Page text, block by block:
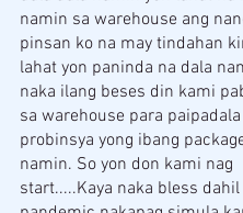
namin sa warehouse ang
pinsan ko na may tindahan
lahat yon paninda na dala
naka ilang beses din kami
sa warehouse para
probinsya yong ibang
namin. So yon don kami nag
start.....Kaya naka bless